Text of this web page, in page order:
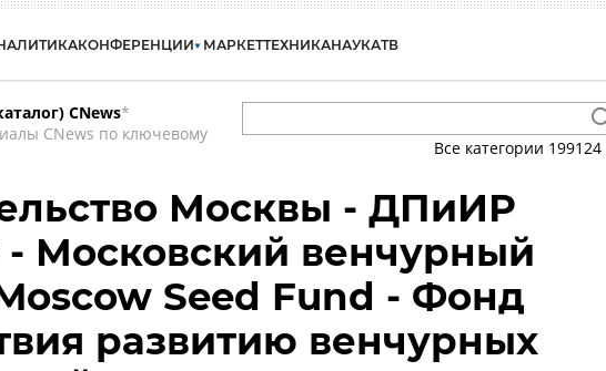
КОНФЕРЕНЦИИ МАРКЕТТЕХНИКАНАУКАТВ
CNews*
CNews по ключевому
Все категории 199124
Москвы - ДПиИР
Московский венчурный
Seed Fund - Фонд
развитию венчурных